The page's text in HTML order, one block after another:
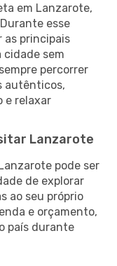
em Lanzarote,
esse
as principais
cidade sem
percorrer
autênticos,
e relaxar
Lanzarote
pode ser
de explorar
ao seu próprio
e orçamento,
país durante